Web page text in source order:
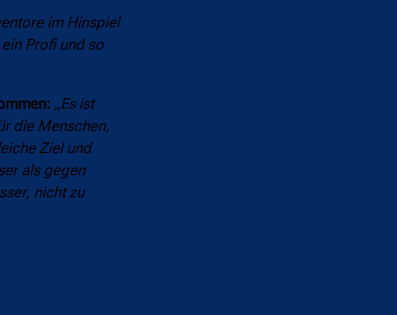
im Hinspiel
Profi und so
„Es ist
die Menschen,
Ziel und
als gegen
nicht zu